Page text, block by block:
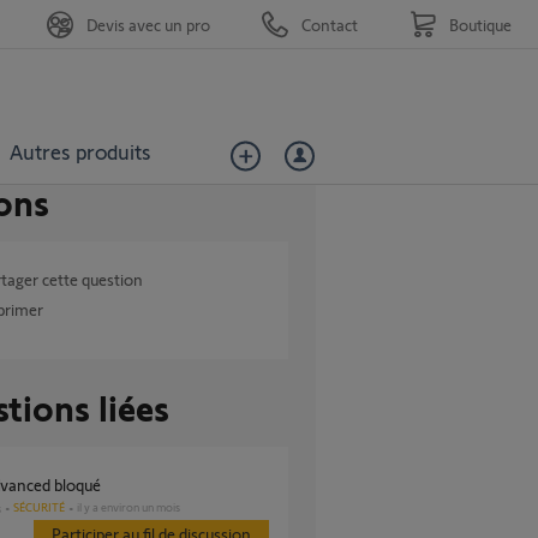
Autres produits
Devis avec un pro Contact Boutique
cette question
liées
bloqué
SÉCURITÉ il y a environ un mois
Participer au fil de discussion